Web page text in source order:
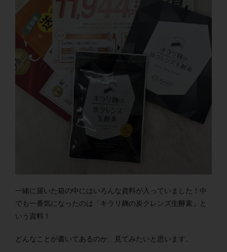
一緒に届いた箱の中にはいろんな資料が入っていました！中
でも一番気になったのは「キラリ麹の炭クレンズ生酵素」と
いう資料！
どんなことが書いてあるのか、見てみたいと思います。